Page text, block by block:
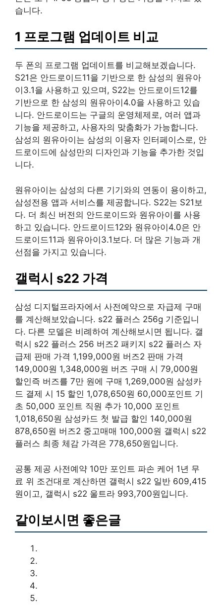
습니다.
1 프로그램 업데이트 비교
두 폰의 프로그램 업데이트를 비교해보겠습니다.
S21은 안드로이드11을 기반으로 한 삼성의 원유아
이3.1을 사용하고 있으며, S22는 안드로이드12를
기반으로 한 삼성의 원유아이4.0을 사용하고 있습
니다. 안드로이드는 구글의 운영체제로, 여러 앱과
기능을 제공하고, 사용자의 맞춤화가 가능합니다.
삼성의 원유아이는 삼성의 이용자 인터페이스로, 안
드로이드에 삼성만의 디자인과 기능을 추가한 것입
니다.
원유아이는 삼성의 다른 기기와의 연동이 용이하고,
삼성전용 앱과 서비스를 제공합니다. S22는 S21보
다. 더 최신 버전의 안드로이드와 원유아이를 사용
하고 있습니다. 안드로이드12와 원유아이4.0은 안
드로이드11과 원유아이3.1보다. 더 많은 기능과 개
선점을 가지고 있습니다.
갤럭시 s22 가격
삼성 디지털프라자에서 사전예약으로 자급제 구매
를 계산해보았습니다. s22 플러스 256g 기준입니
다. 다른 모델은 비례하여 계산해보시면 됩니다. 갤
럭시 s22 플러스 256 버즈2 패키지 s22 플러스 자
급제 판매 가격 1,199,000원 버즈2 판매 가격
149,000원 1,348,000원 버즈 구매 시 79,000원
할인즉 버즈를 7만 원에 구매 1,269,000원 삼성카
드 결제 시 15 할인 1,078,650원 60,000포인트 기
초 50,000 포인트 직원 추가 10,000 포인트
1,018,650원 삼성카드 첫 발급 할인 140,000원
878,650원 버즈2 중고매매 100,000원 갤럭시 s22
플러스 최종 체감 가격은 778,650원입니다.
공통 제공 사전예약 10만 포인트 파손 케어 1년 무
료 위 조건대로 계산하면 갤럭시 s22 일반 609,415
원이고, 갤럭시 s22 울트라 993,700원입니다.
같이보시면 좋은글